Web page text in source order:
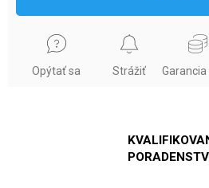
Opýtať sa Strážiť